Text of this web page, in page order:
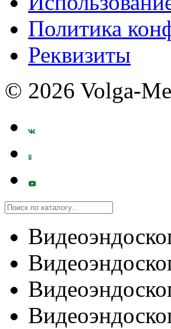
Политика
Реквизиты
© 2026 Volga-